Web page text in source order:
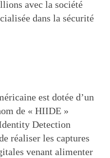
avec la société
dans la sécurité
est dotée d’un
de « HIIDE »
Detection
réaliser les captures
venant alimenter